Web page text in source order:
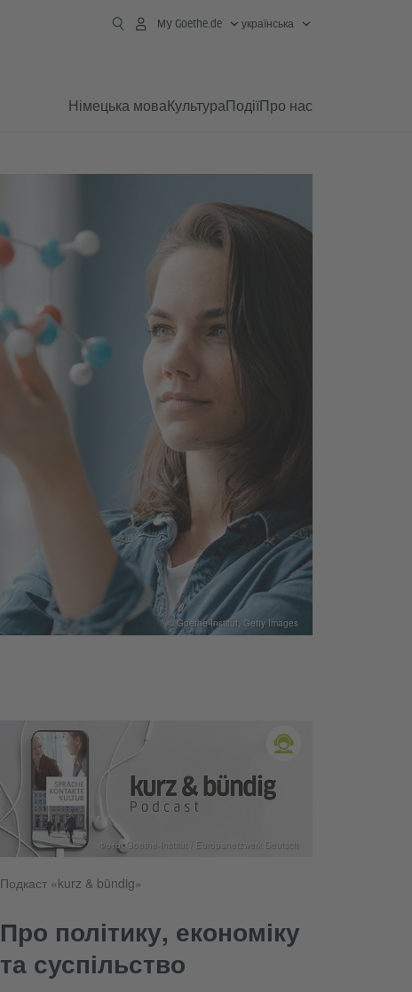
My Goethe.de українська
Німецька моваКультураПодіїПро нас
© Goethe-Institut, Getty Images
Подкаст «kurz & bündig»
Про політику, економіку
та суспільство
Фото: Goethe-Institut / Europanetzwerk Deutsch